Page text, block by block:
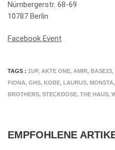
Nürnbergerstr. 68-69
10787 Berlin
Facebook Event
TAGS : 1UP, AKTE ONE, AMIR, BASE23,
FIONA, GHS, KOBE, LAURUS, MONSTA,
BROTHERS, STECKDOSE, THE HAUS,
EMPFOHLENE